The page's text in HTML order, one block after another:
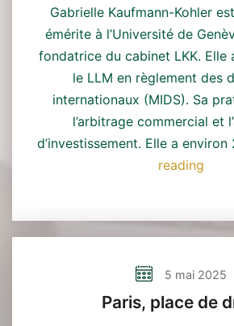
Gabrielle Kaufmann-Kohler
émérite à l’Université de
fondatrice du cabinet LKK. Elle
le LLM en règlement des
internationaux (MIDS). Sa
l’arbitrage commercial et
d’investissement. Elle a
reading
et
Paris, place de
5 mai 2025